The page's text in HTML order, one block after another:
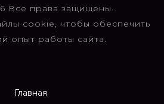
Все права защищены.
cookie, чтобы обеспечить
опыт работы сайта.
Главная